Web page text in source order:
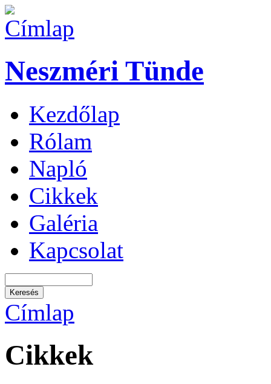
Neszméri Tünde
Kezdőlap
Rólam
Napló
Cikkek
Galéria
Kapcsolat
Címlap
Cikkek